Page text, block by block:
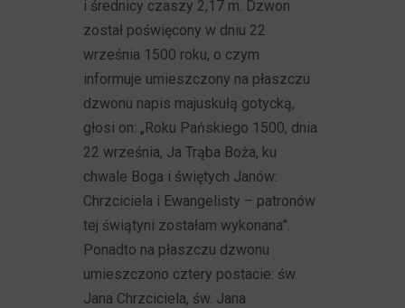
i średnicy czaszy 2,17 m. Dzwon
został poświęcony w dniu 22
września 1500 roku, o czym
informuje umieszczony na płaszczu
dzwonu napis majuskułą gotycką,
głosi on: „Roku Pańskiego 1500, dnia
22 września, Ja Trąba Boża, ku
chwale Boga i świętych Janów:
Chrzciciela i Ewangelisty – patronów
tej świątyni zostałam wykonana”.
Ponadto na płaszczu dzwonu
umieszczono cztery postacie: św.
Jana Chrzciciela, św. Jana